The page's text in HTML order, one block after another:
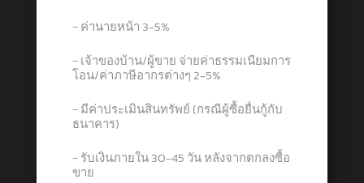
− ค่านายหน้า 3-5%
− เจ้าของบ้าน/ผู้ขาย จ่ายค่าธรรมเนียมการ
โอน/ค่าภาษีอากรต่างๆ 2-5%
− มีค่าประเมินสินทรัพย์ (กรณีผู้ซื้อยื่นกู้กับ
ธนาคาร)
− รับเงินภายใน 30-45 วัน หลังจากตกลงซื้อ
ขาย